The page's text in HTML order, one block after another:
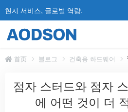
현지 서비스, 글로벌 역량.
首页 블로그 건축용 하드웨어
점자 스터드와 점자
에 어떤 것이 더